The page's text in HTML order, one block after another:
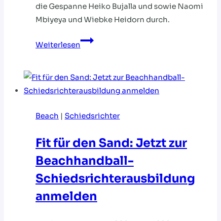
die Gespanne Heiko Bujalla und sowie Naomi
Mbiyeya und Wiebke Heidorn durch.
Weiterlesen
Mia
gewinnt
Wahl
Schiri
Monats
März
Beach | Schiedsrichter
Fit für den Sand: Jetzt zur
Beachhandball-
Schiedsrichterausbildung
anmelden